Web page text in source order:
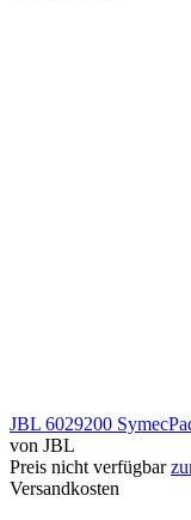
JBL 6029200
von JBL
Preis nicht verfügbar
Versandkosten